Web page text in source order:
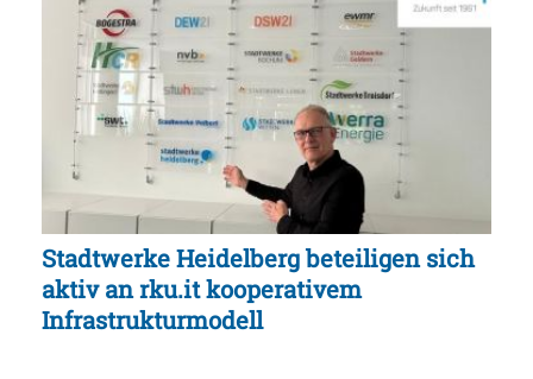
Stadtwerke Heidelberg beteiligen sich
aktiv an rku.it kooperativem
Infrastrukturmodell